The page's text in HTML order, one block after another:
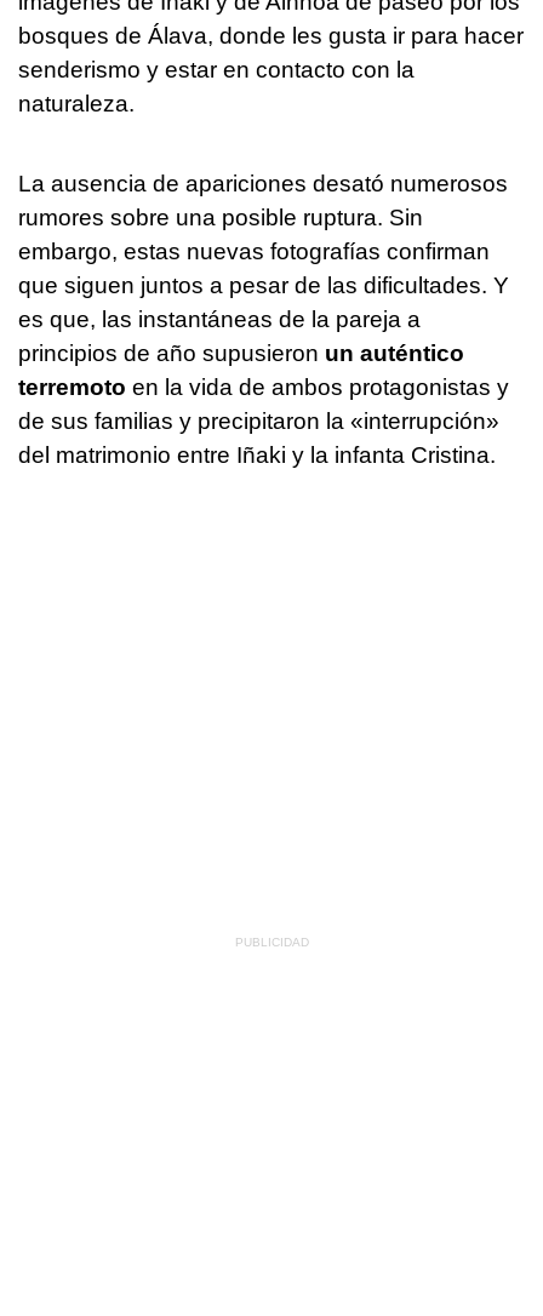
bosques de Álava, donde les gusta ir para hacer
senderismo y estar en contacto con la
naturaleza.
La ausencia de apariciones desató numerosos
rumores sobre una posible ruptura. Sin
embargo, estas nuevas fotografías confirman
que siguen juntos a pesar de las dificultades. Y
es que, las instantáneas de la pareja a
principios de año supusieron un auténtico
terremoto en la vida de ambos protagonistas y
de sus familias y precipitaron la «interrupción»
del matrimonio entre Iñaki y la infanta Cristina.